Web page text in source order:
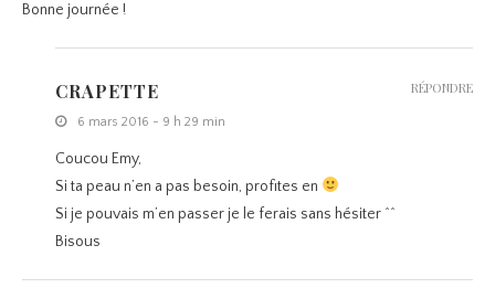
Bonne journée !
CRAPETTE
6 mars 2016 - 9 h 29 min
Coucou Emy,
Si ta peau n’en a pas besoin, profites en
Si je pouvais m’en passer je le ferais sans hésiter ^^
Bisous
RÉPONDRE